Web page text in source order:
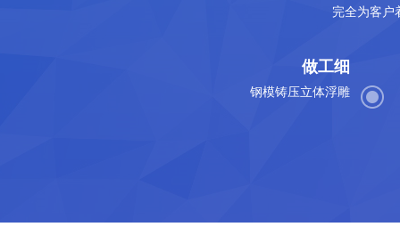
完全为客户
做工细
钢模铸压立体浮雕